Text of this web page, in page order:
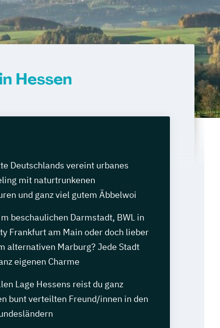
Hessen
Deutschlands vereint urbanes
mit naturtrunkenen
und ganz viel gutem Äbbelwoi
beschaulichen Darmstadt, BWL in
Frankfurt am Main oder doch lieber
alternativen Marburg? Jede Stadt
eigenen Charme
Lage Hessens reist du ganz
bunt verteilten Freund/innen in den